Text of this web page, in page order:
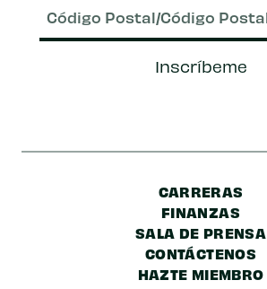
electrónico(Requerido)
Postal/CódigoInscríbeme
CARRERAS
FINANZAS
SALA DE PRENSA
CONTÁCTENOS
HAZTE MIEMBRO